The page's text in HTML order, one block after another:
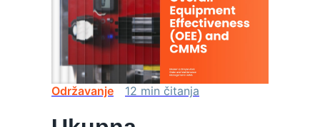
Održavanje 12 min čitanja